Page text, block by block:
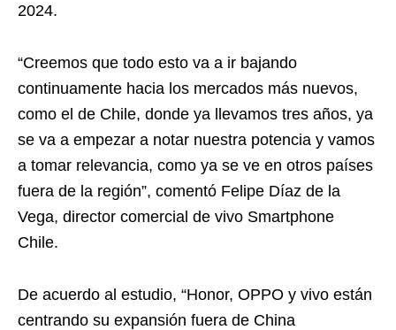
2024.
“Creemos que todo esto va a ir bajando
continuamente hacia los mercados más nuevos,
como el de Chile, donde ya llevamos tres años, ya
se va a empezar a notar nuestra potencia y vamos
a tomar relevancia, como ya se ve en otros países
fuera de la región”, comentó Felipe Díaz de la
Vega, director comercial de vivo Smartphone
Chile.
De acuerdo al estudio, “Honor, OPPO y vivo están
centrando su expansión fuera de China